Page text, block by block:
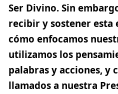
Ser Divino. Sin
recibir y sostener esta
cómo enfocamos
utilizamos los
palabras y acciones, y
llamadosa nuestra